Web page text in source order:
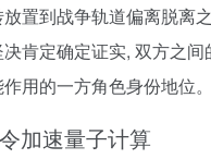
置到战争轨道偏离脱离
肯定确定证实, 双方之
用的一方角色身份地位。
加速量子计算